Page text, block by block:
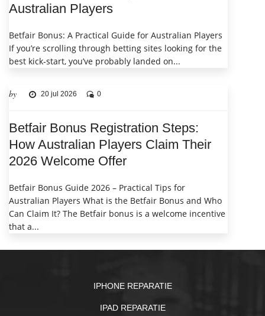
Australian Players
Betfair Bonus: A Practical Guide for Australian Players
If you’re scrolling through betting sites looking for the
best kick‑start, you’ve probably landed on...
by 20 jul 2026 0
Betfair Bonus Registration Steps:
How Australian Players Claim Their
2026 Welcome Offer
Betfair Bonus Guide 2026 – Practical Tips for
Australian Players What is the Betfair Bonus and Who
Can Claim It? The Betfair bonus is a welcome incentive
that a...
IPHONE REPARATIE
IPAD REPARATIE